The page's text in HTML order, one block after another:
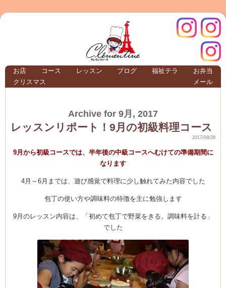
クレモンティーヌ –
お店 コース レッスン ブログ 福祉テラ
お弁当
クリスマス
メール
インス
クレモ
ーヌ
Archive for 9月, 2017
レッスンリポート！9月の初級料理コース
2017/09/28
9月から初級コースでは、半年後の中級コースへむけての準備期間に
なります
4月～6月までは、遊び感覚で料理に少し触れてみた内容でした
包丁の使い方や調味料の特徴を主に勉強します
9月のレッスン内容は、「初めて包丁で野菜をきる。調味料を計る」
でした